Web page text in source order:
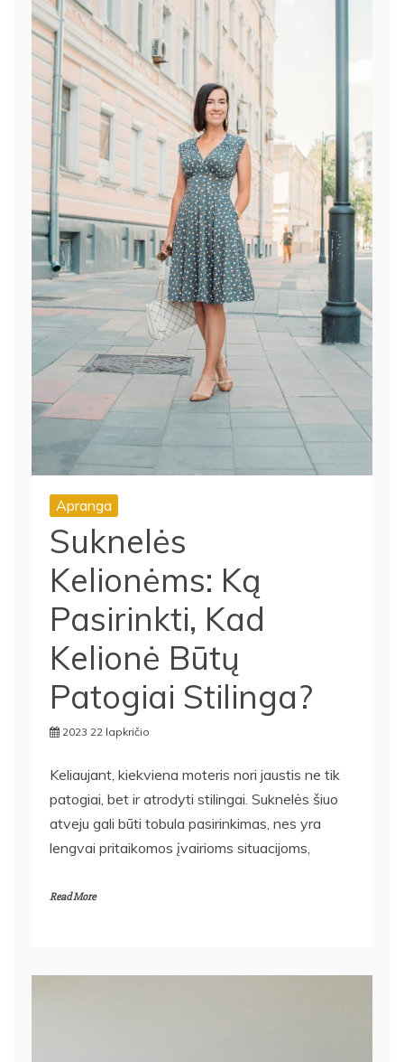
Apranga
Suknelės
Kelionėms: Ką
Pasirinkti, Kad
Kelionė Būtų
Patogiai Stilinga?
2023 22 lapkričio
Keliaujant, kiekviena moteris nori jaustis ne tik
patogiai, bet ir atrodyti stilingai. Suknelės šiuo
atveju gali būti tobula pasirinkimas, nes yra
lengvai pritaikomos įvairioms situacijoms,
Read More